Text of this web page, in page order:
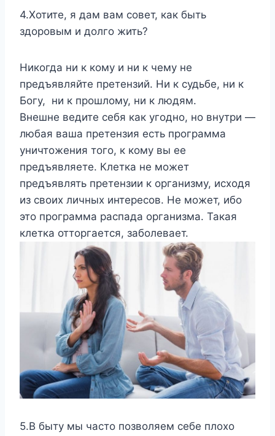
4.Хотите, я дам вам совет, как быть
здоровым и долго жить?
Никогда ни к кому и ни к чему не
предъявляйте претензий. Ни к судьбе, ни к
Богу, ни к прошлому, ни к людям.
Внешне ведите себя как угодно, но внутри —
любая ваша претензия есть программа
уничтожения того, к кому вы ее
предъявляете. Клетка не может
предъявлять претензии к организму, исходя
из своих личных интересов. Не может, ибо
это программа распада организма. Такая
клетка отторгается, заболевает.
5.В быту мы часто позволяем себе плохо